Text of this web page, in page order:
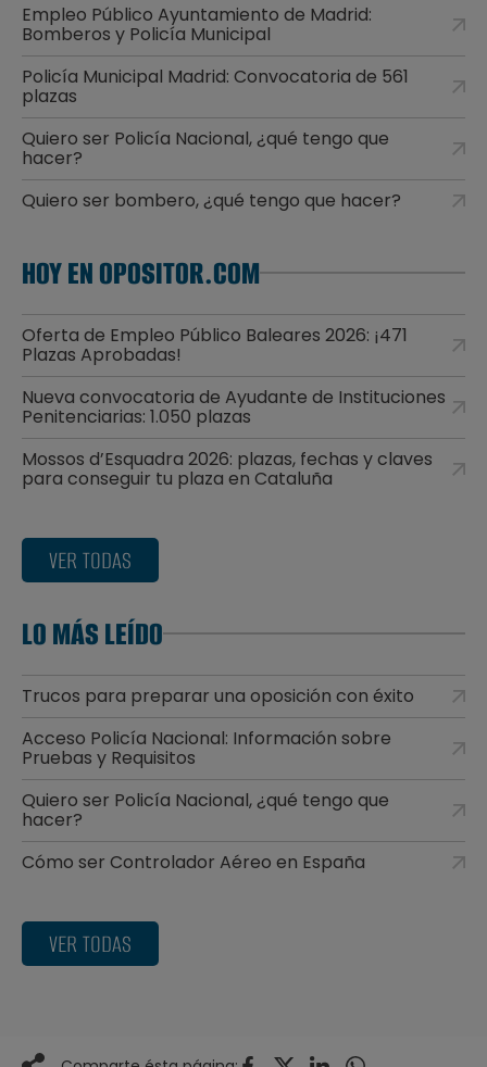
Empleo Público Ayuntamiento de Madrid:
Bomberos y Policía Municipal
Policía Municipal Madrid: Convocatoria de 561
plazas
Quiero ser Policía Nacional, ¿qué tengo que
hacer?
Quiero ser bombero, ¿qué tengo que hacer?
HOY EN OPOSITOR.COM
Oferta de Empleo Público Baleares 2026: ¡471
Plazas Aprobadas!
Nueva convocatoria de Ayudante de Instituciones
Penitenciarias: 1.050 plazas
Mossos d’Esquadra 2026: plazas, fechas y claves
para conseguir tu plaza en Cataluña
VER TODAS
LO MÁS LEÍDO
Trucos para preparar una oposición con éxito
Acceso Policía Nacional: Información sobre
Pruebas y Requisitos
Quiero ser Policía Nacional, ¿qué tengo que
hacer?
Cómo ser Controlador Aéreo en España
VER TODAS